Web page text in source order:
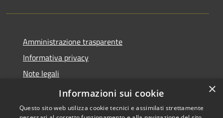
Amministrazione trasparente
Informativa privacy
Note legali
Dichiarazione di accessibilità
×
Informazioni sui cookie
Questo sito web utilizza cookie tecnici e assimilati strettamente